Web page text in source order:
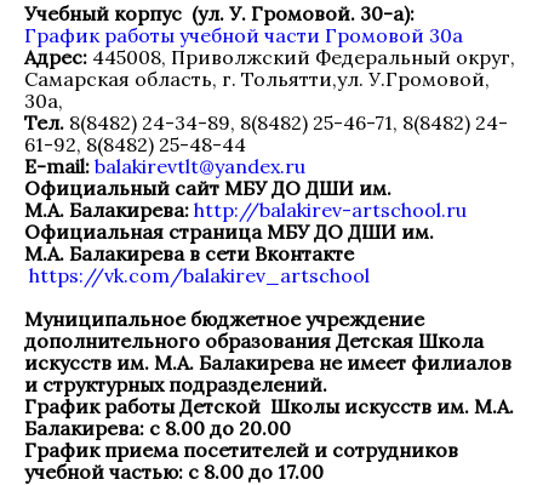
Учебный корпус (ул. У. Громовой. 30-а):
График работы учебной части Громовой 30а
Адрес: 445008, Приволжский Федеральный округ,
Самарская область, г. Тольятти,ул. У.Громовой,
30а,
Тел. 8(8482) 24-34-89, 8(8482) 25-46-71, 8(8482) 24-
61-92, 8(8482) 25-48-44
E-mail: balakirevtlt@yandex.ru
Официальный сайт МБУ ДО ДШИ им.
М.А. Балакирева: http://balakirev-artschool.ru
Официальная страница МБУ ДО ДШИ им.
М.А. Балакирева в сети Вконтакте
https://vk.com/balakirev_artschool
Муниципальное бюджетное учреждение
дополнительного образования Детская Школа
искусств им. М.А. Балакирева не имеет филиалов
и структурных подразделений.
График работыДетской Школы искусств им. М.А.
Балакирева: с 8.00 до 20.00
График приема посетителей и сотрудников
учебной частью: с 8.00 до 17.00